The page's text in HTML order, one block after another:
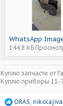
144,8 КБ
Куплю запчасти от
Куплю приборы 11-
Р
ORAS